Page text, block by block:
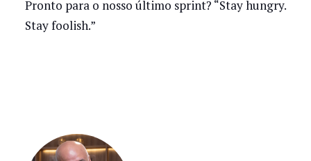
Pronto para o nosso último sprint? “Stay hungry.
Stay foolish.”